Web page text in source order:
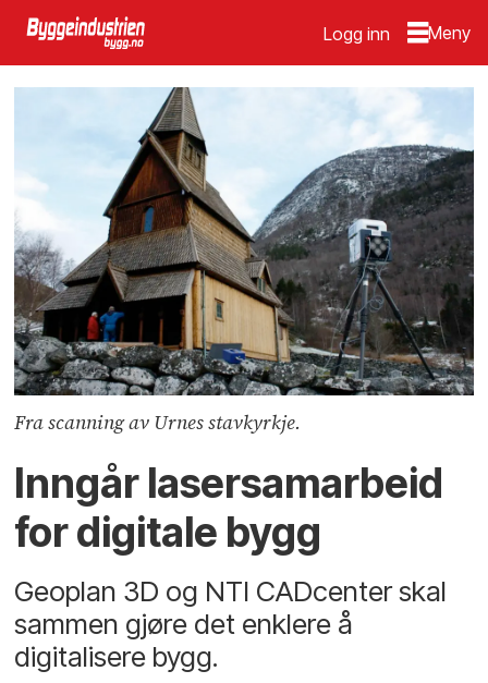
Logg inn
Fra scanning av Urnes stavkyrkje.
Inngår lasersamarbeid
for digitale bygg
Geoplan 3D og NTI CADcenter skal
sammen gjøre det enklere å
digitalisere bygg.